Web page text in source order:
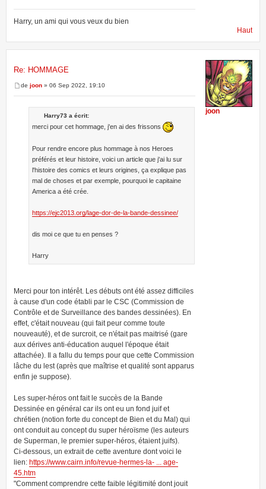
Harry, un ami qui vous veux du bien
Haut
Re: HOMMAGE
de joon » 06 Sep 2022, 19:10
Harry73 a écrit:
merci pour cet hommage, j'en ai des frissons
Pour rendre encore plus hommage à nos Heroes
préférés et leur histoire, voici un article que j'ai lu sur
l'histoire des comics et leurs origines, ça explique pas
mal de choses et par exemple, pourquoi le capitaine
America a été crée.
https://ejc2013.org/lage-dor-de-la-bande-dessinee/
dis moi ce que tu en penses ?
Harry
Merci pour ton intérêt. Les débuts ont été assez difficiles
à cause d'un code établi par le CSC (Commission de
Contrôle et de Surveillance des bandes dessinées). En
effet, c'était nouveau (qui fait peur comme toute
nouveauté), et de surcroit, ce n'était pas maitrisé (gare
aux dérives anti-éducation auquel l'époque était
attachée). Il a fallu du temps pour que cette Commission
lâche du lest (après que maîtrise et qualité sont apparus
enfin je suppose).
Les super-héros ont fait le succès de la Bande
Dessinée en général car ils ont eu un fond juif et
chrétien (notion forte du concept de Bien et du Mal) qui
ont conduit au concept du super héroïsme (les auteurs
de Superman, le premier super-héros, étaient juifs).
Ci-dessous, un extrait de cette aventure dont voici le
lien: https://www.cairn.info/revue-hermes-la- ... age-
45.htm
"Comment comprendre cette faible légitimité dont jouit
joon